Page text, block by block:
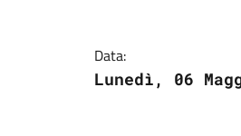
Data:
Lunedì, 06